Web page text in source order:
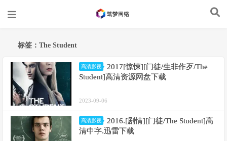
标签：The Student
高清影视
2017[惊悚][门徒/生非作歹/The
Student]高清资源网盘下载
2023-09-06
高清影视
2016.[剧情][门徒/The Student]高
清中字.迅雷下载